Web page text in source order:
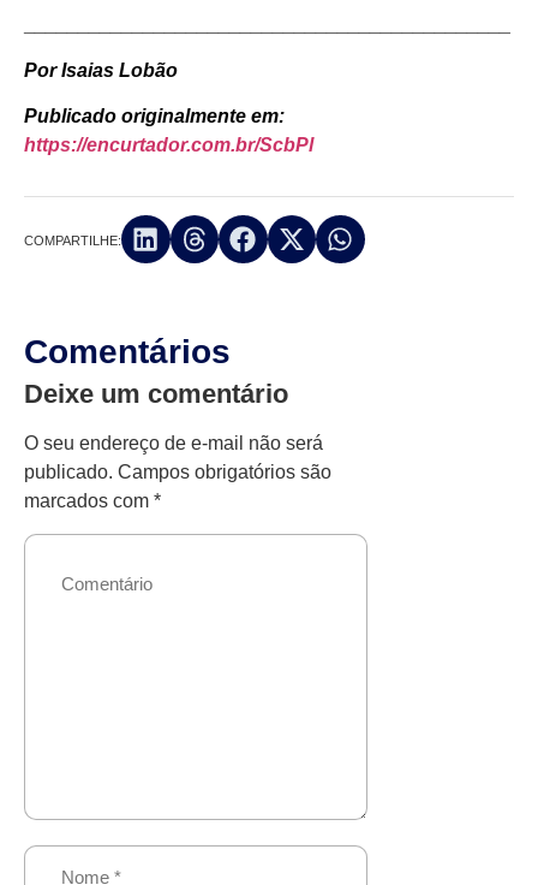
Por Isaias Lobão
Publicado originalmente em:
https://encurtador.com.br/ScbPl
COMPARTILHE:
Comentários
Deixe um comentário
O seu endereço de e-mail não será
publicado. Campos obrigatórios são
marcados com *